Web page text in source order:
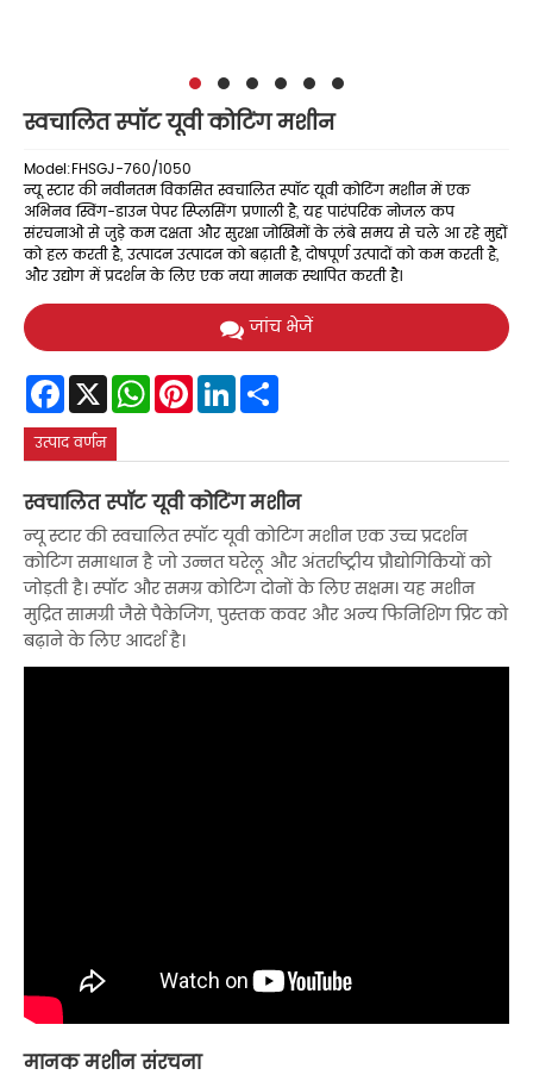
स्वचालित स्पॉट यूवी कोटिंग मशीन
Model:FHSGJ-760/1050
न्यू स्टार की नवीनतम विकसित स्वचालित स्पॉट यूवी कोटिंग मशीन में एक
अभिनव स्विंग-डाउन पेपर स्प्लिसिंग प्रणाली है, यह पारंपरिक नोजल कप
संरचनाओं से जुड़े कम दक्षता और सुरक्षा जोखिमों के लंबे समय से चले आ रहे मुद्दों
को हल करती है, उत्पादन उत्पादन को बढ़ाती है, दोषपूर्ण उत्पादों को कम करती है,
और उद्योग में प्रदर्शन के लिए एक नया मानक स्थापित करती है।
जांच भेजें
Facebook
X WhatsAppPinterestLinkedIn
उत्पाद वर्णन
स्वचालित स्पॉट यूवी कोटिंग मशीन
न्यू स्टार की स्वचालित स्पॉट यूवी कोटिंग मशीन एक उच्च प्रदर्शन
कोटिंग समाधान है जो उन्नत घरेलू और अंतर्राष्ट्रीय प्रौद्योगिकियों को
जोड़ती है। स्पॉट और समग्र कोटिंग दोनों के लिए सक्षम। यह मशीन
मुद्रित सामग्री जैसे पैकेजिंग, पुस्तक कवर और अन्य फिनिशिंग प्रिंट को
बढ़ाने के लिए आदर्श है।
मानक मशीन संरचना